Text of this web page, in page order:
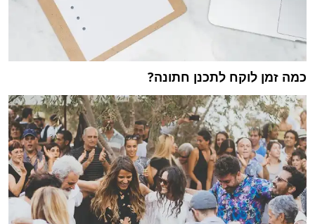
כמה זמן לוקח לתכנן חתונה?